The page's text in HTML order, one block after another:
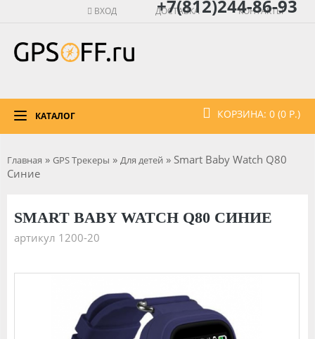
КОНТАКТЫ
ДОСТАВКА
ВХОД +7(812)244-86-93
КОРЗИНА: 0 (0 Р.)
КАТАЛОГ
Главная » GPS Трекеры » Для детей » Smart Baby Watch Q80
Синие
SMART BABY WATCH Q80 СИНИЕ
артикул 1200-20